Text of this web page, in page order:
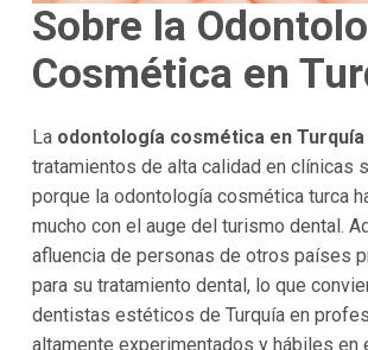
Sobre la
Cosmética en
La odontología cosmética en Turquía
tratamientos de alta calidad en clínicas
porque la odontología cosmética turca
mucho con el auge del turismo dental.
afluencia de personas de otros países
para su tratamiento dental, lo que
dentistas estéticos de Turquía en
altamente experimentados y hábiles en